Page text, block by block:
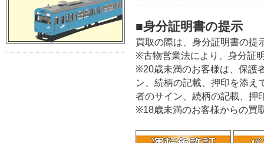
■身分証明書の提示
買取の際は、身分証明書の提
※古物営業法により、身分証
※20歳未満のお客様は、保護
ン、続柄の記載、押印を添え
者のサイン、続柄の記載、押
※18歳未満のお客様からの買